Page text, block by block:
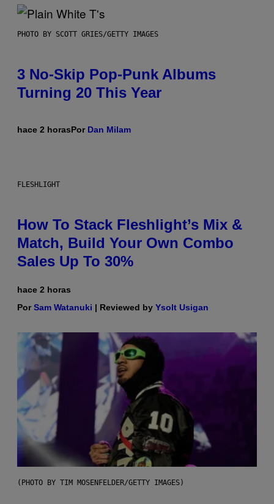
PHOTO BY SCOTT GRIES/GETTY IMAGES
3 No-Skip Pop-Punk Albums
Turning 20 This Year
hace 2 horasPor Dan Milam
FLESHLIGHT
How To Stack Fleshlight’s Mix &
Match, Build Your Own Combo
Sales Up To 30%
hace 2 horas
PorSam Watanuki | Reviewed by Ysolt Usigan
(PHOTO BY TIM MOSENFELDER/GETTY IMAGES)